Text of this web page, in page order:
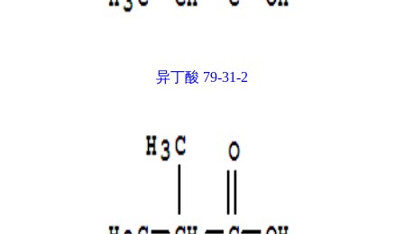
异丁酸 79-31-2